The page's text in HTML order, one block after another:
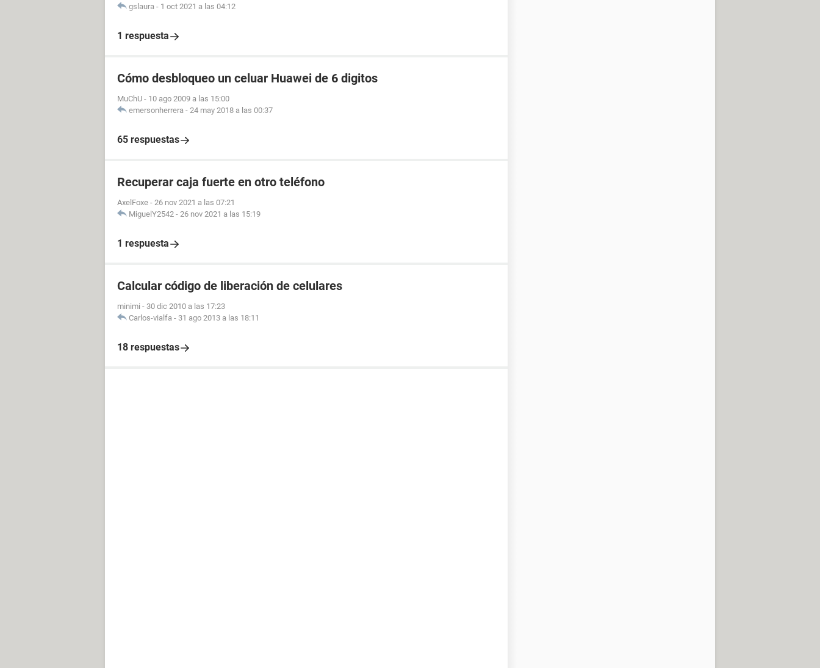
gslaura - 1 oct 2021 a las 04:12
1 respuesta
Cómo desbloqueo un celuar Huawei de 6 digitos
MuChU - 10 ago 2009 a las 15:00
emersonherrera - 24 may 2018 a las 00:37
65 respuestas
Recuperar caja fuerte en otro teléfono
AxelFoxe - 26 nov 2021 a las 07:21
MiguelY2542 - 26 nov 2021 a las 15:19
1 respuesta
Calcular código de liberación de celulares
minimi - 30 dic 2010 a las 17:23
Carlos-vialfa - 31 ago 2013 a las 18:11
18 respuestas